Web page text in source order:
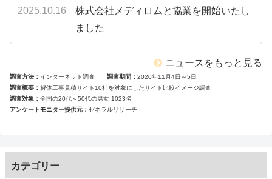
2025.10.16
株式会社メディロムと協業を開始いたし
ました
ニュースをもっと見る
調査方法 インターネット調査 調査期間
2020年11月4日～5日
調査概要
解体工事見積サイト10社を対象にしたサイト比較イメージ調査
調査対象
全国の20代～50代の男女 1023名
アンケートモニター提供元
ゼネラルリサーチ
カテゴリー